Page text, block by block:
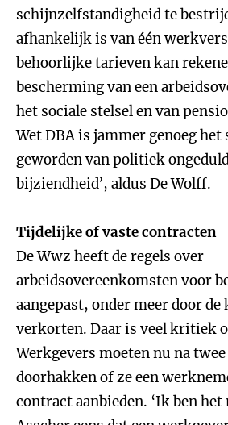
schijnzelfstandigheid te
afhankelijk is van één
behoorlijke tarieven kan
bescherming van een
het sociale stelsel en van
Wet DBA is jammer genoeg
geworden van politiek
bijziendheid’, aldus De Wolff.
Tijdelijke of vaste contracten
De Wwz heeft de regels over
arbeidsovereenkomsten voor
aangepast, onder meer door
verkorten. Daar is veel kritiek
Werkgevers moeten nu na
doorhakken of ze een
contract aanbieden. ‘Ik ben